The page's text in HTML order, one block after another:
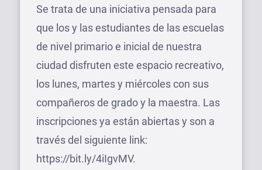
el
Se trata de una iniciativa pensada para
que los y las estudiantes de las escuelas
de nivel primario e inicial de nuestra
ciudad disfruten este espacio recreativo,
los lunes, martes y miércoles con sus
compañeros de grado y la maestra. Las
inscripciones ya están abiertas y son a
través del siguiente link:
https://bit.ly/4iIgvMV.